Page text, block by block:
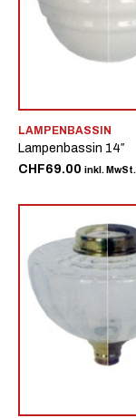
LAMPENBASSIN
Lampenbassin 14″
CHF69.00 inkl. MwSt.